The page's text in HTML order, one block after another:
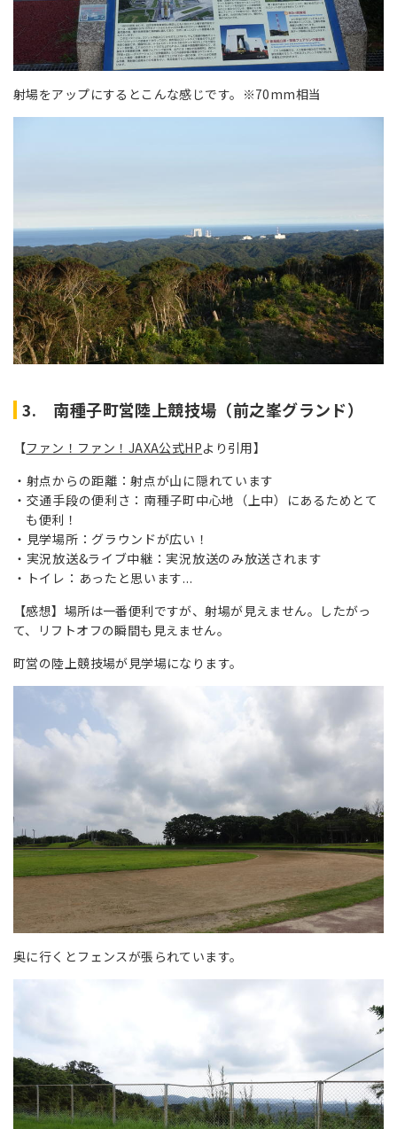
射場をアップにするとこんな感じです。※70mm相当
3. 南種子町営陸上競技場（前之峯グランド）
【ファン！ファン！JAXA公式HPより引用】
射点からの距離：射点が山に隠れています
交通手段の便利さ：南種子町中心地（上中）にあるためとて
も便利！
見学場所：グラウンドが広い！
実況放送&ライブ中継：実況放送のみ放送されます
トイレ：あったと思います...
【感想】場所は一番便利ですが、射場が見えません。したがっ
て、リフトオフの瞬間も見えません。
町営の陸上競技場が見学場になります。
奥に行くとフェンスが張られています。